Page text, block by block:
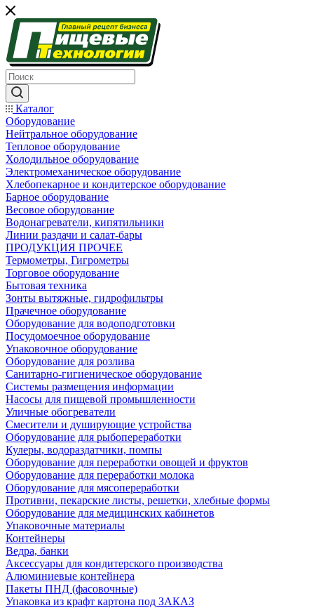
Каталог
Оборудование
Нейтральное оборудование
Тепловое оборудование
Холодильное оборудование
Электромеханическое оборудование
Хлебопекарное и кондитерское оборудование
Барное оборудование
Весовое оборудование
Водонагреватели, кипятильники
Линии раздачи и салат-бары
ПРОДУКЦИЯ ПРОЧЕЕ
Термометры, Гигрометры
Торговое оборудование
Бытовая техника
Зонты вытяжные, гидрофильтры
Прачечное оборудование
Оборудование для водоподготовки
Посудомоечное оборудование
Упаковочное оборудование
Оборудование для розлива
Санитарно-гигиеническое оборудование
Системы размещения информации
Насосы для пищевой промышленности
Уличные обогреватели
Смесители и душирующие устройства
Оборудование для рыбопереработки
Кулеры, водораздатчики, помпы
Оборудование для переработки овощей и фруктов
Оборудование для переработки молока
Оборудование для мясопереработки
Противни, пекарские листы, решетки, хлебные формы
Оборудование для медицинских кабинетов
Упаковочные материалы
Контейнеры
Ведра, банки
Аксессуары для кондитерского производства
Алюминиевые контейнера
Пакеты ПНД (фасовочные)
Упаковка из крафт картона под ЗАКАЗ